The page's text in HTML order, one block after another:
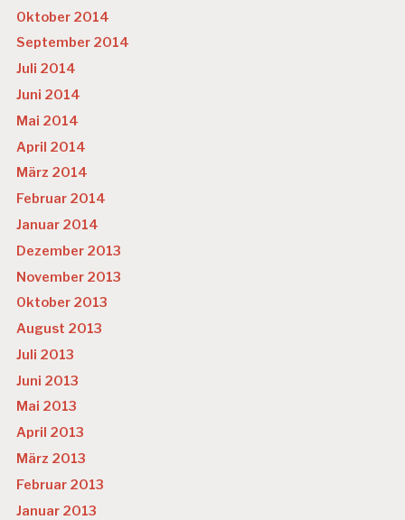
Oktober 2014
September 2014
Juli 2014
Juni 2014
Mai 2014
April 2014
März 2014
Februar 2014
Januar 2014
Dezember 2013
November 2013
Oktober 2013
August 2013
Juli 2013
Juni 2013
Mai 2013
April 2013
März 2013
Februar 2013
Januar 2013